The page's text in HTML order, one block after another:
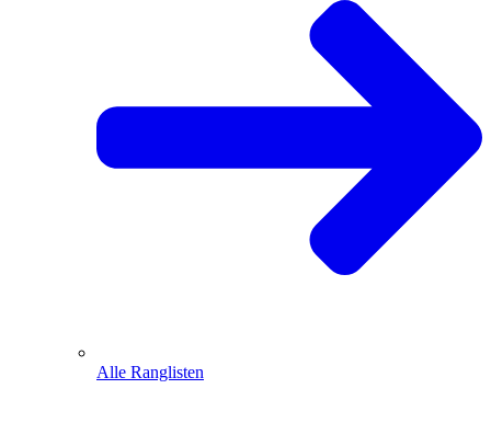
Alle Ranglisten